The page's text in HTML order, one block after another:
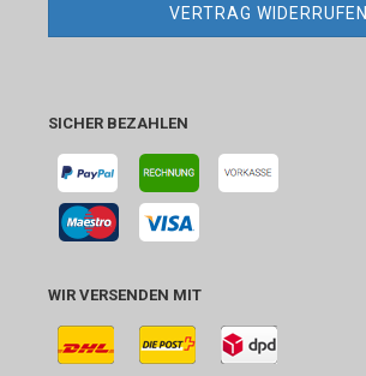
VERTRAG WIDERRUFEN
SICHER BEZAHLEN
WIR VERSENDEN MIT